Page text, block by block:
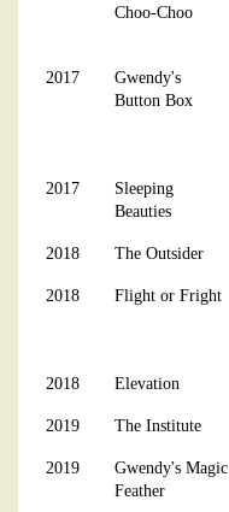
Choo-Choo
2017
Gwendy's
Button Box
2017
Sleeping
Beauties
2018 The Outsider
2018 Flight or Fright
2018 Elevation
2019 The Institute
2019
Gwendy's Magic
Feather